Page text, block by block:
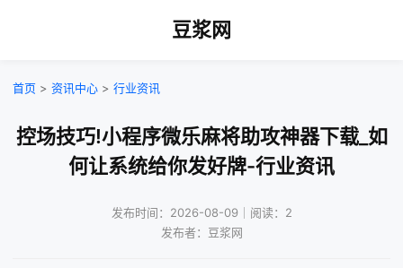
豆浆网
首页 > 资讯中心 > 行业资讯
控场技巧!小程序微乐麻将助攻神器下载_如
何让系统给你发好牌-行业资讯
发布时间：2026-08-09｜阅读：2
发布者：豆浆网